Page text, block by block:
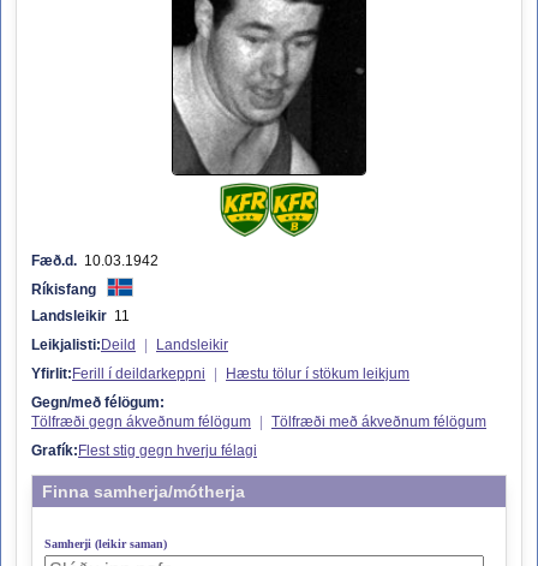
Fæð.d. 10.03.1942
Ríkisfang
Landsleikir 11
Leikjalisti: Deild
Landsleikir
Yfirlit: Ferill í deildarkeppni
Hæstu tölur í stökum leikjum
Gegn/með félögum:
Tölfræði gegn ákveðnum félögum
Tölfræði með ákveðnum félögum
Grafík: Flest stig gegn hverju félagi
Finna samherja/mótherja
Samherji (leikir saman)